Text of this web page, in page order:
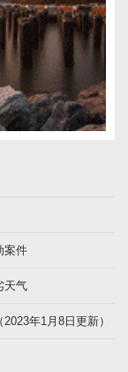
案件
天气
年1月8日更新）